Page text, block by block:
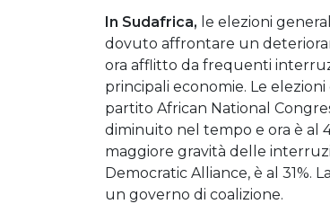
In Sudafrica, le elezioni
dovuto affrontare un
ora afflitto da frequenti
principali economie. Le
partito African National
diminuito nel tempo e ora è al
maggiore gravità delle
Democratic Alliance, è al 31%.
un governo di coalizione.